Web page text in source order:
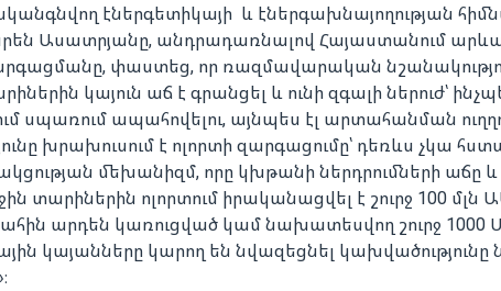
էներգետիկայի և էներգախնայողության
Ասատրյանը, անդրադառնալով Հայաստանում
փաստեց, որ ռազմավարական
կայուն աճ է գրանցել և ունի զգալի ներուժ՝
սպառում ապահովելու, այնպես էլ արտահանման
խրախուսում է ոլորտի զարգացումը՝ դեռևս չկա
մեխանիզմ, որը կխթանի ներդրումների աճը և
տարիներին ոլորտում իրականացվել է շուրջ 100 մլն
արդեն կառուցված կամ նախատեսվող շուրջ 1000
կայանները կարող են նվազեցնել կախվածությունը